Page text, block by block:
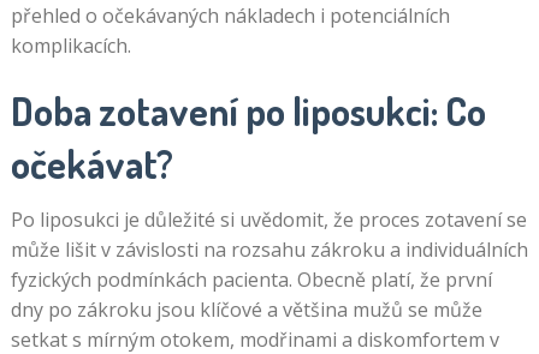
přehled o očekávaných nákladech i potenciálních
komplikacích.
Doba zotavení po liposukci: Co
očekávat?
Po liposukci je důležité si uvědomit, že proces zotavení se
může lišit v závislosti na rozsahu zákroku a individuálních
fyzických podmínkách pacienta. Obecně platí, že první
dny po zákroku jsou klíčové a většina mužů se může
setkat s mírným otokem, modřinami a diskomfortem v